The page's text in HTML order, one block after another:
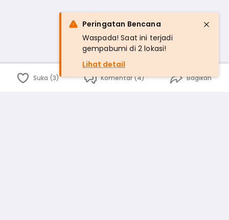
Suka (3) Komentar (4) Bagikan
Peringatan Bencana
Waspada! Saat ini terjadi
gempabumi di 2 lokasi!
Lihat detail